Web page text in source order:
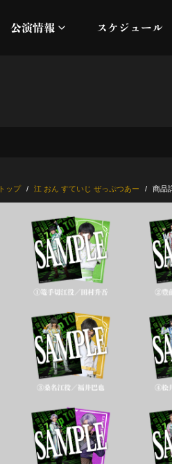
公演情報
配信
ライブビューイング
公演に関するお知らせ
スケジュール
トップ 江 おん すていじ ぜっぷつあー 商品